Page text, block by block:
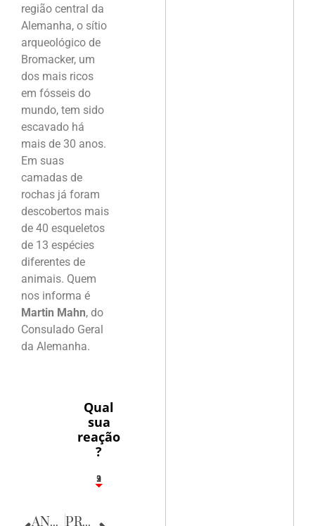
região central da
Alemanha, o sítio
arqueológico de
Bromacker, um
dos mais ricos
em fósseis do
mundo, tem sido
escavado há
mais de 30 anos.
Em suas
camadas de
rochas já foram
descobertos mais
de 40 esqueletos
de 13 espécies
diferentes de
animais. Quem
nos informa é
Martin Mahn, do
Consulado Geral
da Alemanha.
Qual
sua
reação
?
3
1
2
9
ANTERIOR PRÓXIMA